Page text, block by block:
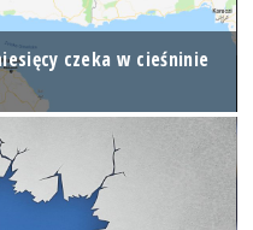
czeka w cieśninie